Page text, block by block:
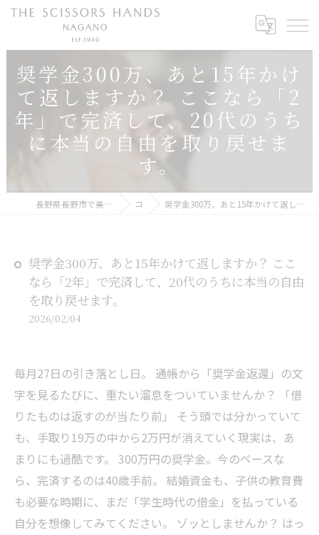
奨学金300万、あと15年かけ
て返しますか？ ここなら「2
年」で完済して、20代のうち
に本当の自由を取り戻せま
す。
長野県長野市で美容師の求人ならTHE SCISSORS HANDS NAGANO コラム 奨学金300万、あと15年かけて返しますか？ ここなら「2年」で完済して、20代のうちに本当の自由を取り戻せます。
奨学金300万、あと15年かけて返しますか？ ここ
なら「2年」で完済して、20代のうちに本当の自由
を取り戻せます。
2026/02/04
毎月27日の引き落とし日。 通帳から「奨学金返還」の文
字を見るたびに、重たい溜息をついていませんか？ 「借
りたものは返すのが当たり前」 そう頭では分かっていて
も、手取り19万の中から2万円が消えていく現実は、あ
まりにも過酷です。 300万円の奨学金。今のペースな
ら、完済するのは40歳手前。 結婚資金も、子供の教育費
も必要な時期に、まだ「学生時代の借金」を払っている
自分を想像してみてください。 ゾッとしませんか？ はっ